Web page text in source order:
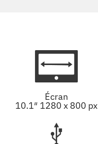
Écran
10.1″ 1280 x 800 px